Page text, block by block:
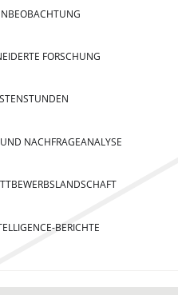
FORSCHUNG
NACHFRAGEANALYSE
BERICHTE